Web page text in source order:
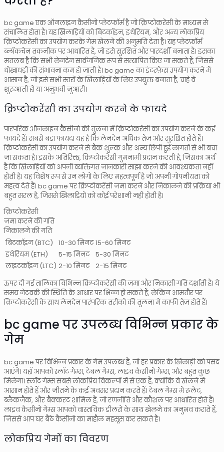
bc game एक ऑनलाइन कैसीनो प्लेटफॉर्म है जो क्रिप्टोकरेंसी के माध्यम से
संचालित होता है। यह खिलाड़ियों को बिटकॉइन, इथेरियम, और अन्य लोकप्रिय
क्रिप्टोकरेंसी का उपयोग करके गेम खेलने की अनुमति देता है। यह प्लेटफ़ॉर्म
ब्लॉकचेन तकनीक पर आधारित है, जो इसे सुरक्षित और पारदर्शी बनाता है। इसका
मतलब है कि सभी लेनदेन सार्वजनिक रूप से सत्यापित किए जा सकते हैं, जिससे
धोखाधड़ी की संभावना कम हो जाती है। bc game का इंटरफ़ेस उपयोग करने में
आसान है, जो इसे सभी स्तरों के खिलाड़ियों के लिए उपयुक्त बनाता है, चाहे वे
शुरुआती हों या अनुभवी जुआरी।
क्रिप्टोकरेंसी का उपयोग करने के फायदे
पारंपरिक ऑनलाइन कैसीनो की तुलना में क्रिप्टोकरेंसी का उपयोग करने के कई
फायदे हैं। सबसे बड़ा फायदा यह है कि लेनदेन अधिक तेज़ और सुरक्षित होते हैं।
क्रिप्टोकरेंसी का उपयोग करने से बैंक शुल्क और अन्य छिपी हुई लागतों से भी बचा
जा सकता है। इसके अतिरिक्त, क्रिप्टोकरेंसी गुमनामी प्रदान करती है, जिसका अर्थ
है कि खिलाड़ियों को अपनी व्यक्तिगत जानकारी साझा करने की आवश्यकता नहीं
होती है। यह विशेष रूप से उन लोगों के लिए महत्वपूर्ण है जो अपनी गोपनीयता को
महत्व देते हैं। bc game पर क्रिप्टोकरेंसी जमा करने और निकालने की प्रक्रिया भी
बहुत सरल है, जिससे खिलाड़ियों को कोई परेशानी नहीं होती है।
क्रिप्टोकरेंसी
जमा करने की गति
निकालने की गति
बिटकॉइन (BTC)
10-30 मिनट 15-60 मिनट
इथेरियम (ETH)
5-15 मिनट
5-30 मिनट
लाइटकॉइन (LTC) 2-10 मिनट
2-15 मिनट
ऊपर दी गई तालिका विभिन्न क्रिप्टोकरेंसी की जमा और निकासी गति दर्शाती है। ये
समय नेटवर्क की स्थिति के आधार पर भिन्न हो सकते हैं, लेकिन आमतौर पर
क्रिप्टोकरेंसी के साथ लेनदेन पारंपरिक तरीकों की तुलना में काफी तेज़ होते हैं।
bc game पर उपलब्ध विभिन्न प्रकार के
गेम
bc game पर विभिन्न प्रकार के गेम उपलब्ध हैं, जो हर प्रकार के खिलाड़ी को पसंद
आएंगे। यहाँ आपको स्लॉट गेम्स, टेबल गेम्स, लाइव कैसीनो गेम्स, और बहुत कुछ
मिलेगा। स्लॉट गेम्स सबसे लोकप्रिय विकल्पों में से एक हैं, क्योंकि वे खेलने में
आसान होते हैं और जीतने के कई अवसर प्रदान करते हैं। टेबल गेम्स में रूलेट,
ब्लैकजैक, और बैक्करट शामिल हैं, जो रणनीति और कौशल पर आधारित होते हैं।
लाइव कैसीनो गेम्स आपको वास्तविक डीलरों के साथ खेलने का अनुभव कराते हैं,
जिससे आप घर बैठे कैसीनो का माहौल महसूस कर सकते हैं।
लोकप्रिय गेमों का विवरण